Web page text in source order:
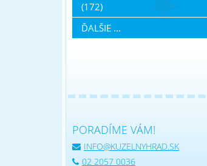
(172)
ĎALŠIE ...
PORADÍME VÁM!
INFO@KUZELNYHRAD.SK
02 2057 0036